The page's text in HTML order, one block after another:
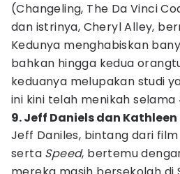
(Changeling, The Da Vinci
dan istrinya, Cheryl Alley,
Kedunya menghabiskan
bahkan hingga kedua
keduanya melupakan studi
ini kini telah menikah selama
9. Jeff Daniels dan
Jeff Daniles, bintang dari film
serta Speed, bertemu